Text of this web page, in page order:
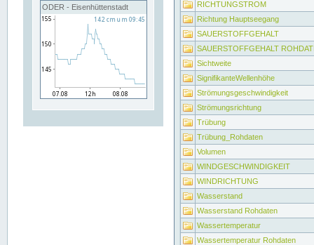
ODER - Eisenhüttenstadt
RICHTUNGSTROM
Richtung Hauptseegang
SAUERSTOFFGEHALT
SAUERSTOFFGEHALT
Sichtweite
SignifikanteWellenhöhe
Strömungsgeschwindigkeit
Strömungsrichtung
Trübung
Trübung_Rohdaten
Volumen
WINDGESCHWINDIGKEIT
WINDRICHTUNG
Wasserstand
Wasserstand Rohdaten
Wassertemperatur
Wassertemperatur Rohdaten